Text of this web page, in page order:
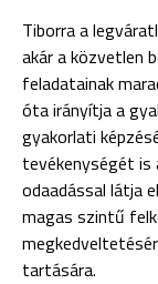
Tiborra a
akár a közvetlen
feladatainak
óta irányítja a
gyakorlati
tevékenységét
odaadással látja
magas szintű
tartására.